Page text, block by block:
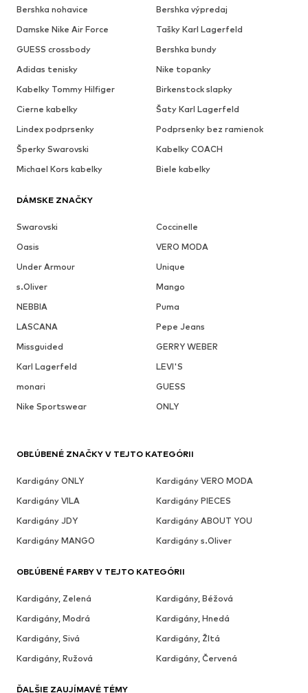
Bershka nohavice
Bershka výpredaj
Damske Nike Air Force
Tašky Karl Lagerfeld
GUESS crossbody
Bershka bundy
Adidas tenisky
Nike topanky
Kabelky Tommy Hilfiger
Birkenstock slapky
Cierne kabelky
Šaty Karl Lagerfeld
Lindex podprsenky
Podprsenky bez ramienok
Šperky Swarovski
Kabelky COACH
Michael Kors kabelky
Biele kabelky
DÁMSKE ZNAČKY
Swarovski
Coccinelle
Oasis
VERO MODA
Under Armour
Unique
s.Oliver
Mango
NEBBIA
Puma
LASCANA
Pepe Jeans
Missguided
GERRY WEBER
Karl Lagerfeld
LEVI'S
monari
GUESS
Nike Sportswear
ONLY
OBĽÚBENÉ ZNAČKY V TEJTO KATEGÓRII
Kardigány ONLY
Kardigány VERO MODA
Kardigány VILA
Kardigány PIECES
Kardigány JDY
Kardigány ABOUT YOU
Kardigány MANGO
Kardigány s.Oliver
OBĽÚBENÉ FARBY V TEJTO KATEGÓRII
Kardigány, Zelená
Kardigány, Béžová
Kardigány, Modrá
Kardigány, Hnedá
Kardigány, Sivá
Kardigány, Žltá
Kardigány, Ružová
Kardigány, Červená
ĎALŠIE ZAUJÍMAVÉ TÉMY